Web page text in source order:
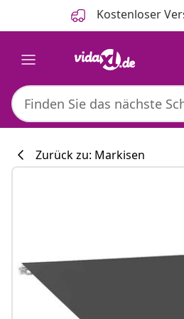
Kostenloser
Zurück zu: Markisen